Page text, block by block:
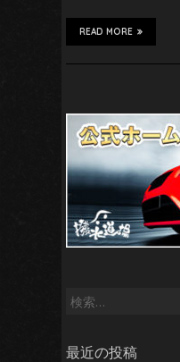
READ MORE
検
最近の投稿